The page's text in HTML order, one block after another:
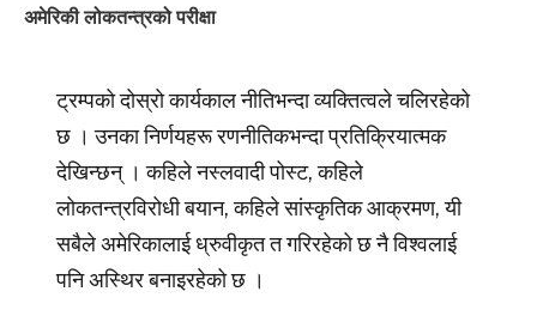
अमेरिकी लोकतन्त्रको परीक्षा
ट्रम्पको दोस्रो कार्यकाल नीतिभन्दा व्यक्तित्वले चलिरहेको
छ । उनका निर्णयहरू रणनीतिकभन्दा प्रतिक्रियात्मक
देखिन्छन् । कहिले नस्लवादी पोस्ट, कहिले
लोकतन्त्रविरोधी बयान, कहिले सांस्कृतिक आक्रमण, यी
सबैले अमेरिकालाई ध्रुवीकृत त गरिरहेको छ नै विश्वलाई
पनि अस्थिर बनाइरहेको छ ।